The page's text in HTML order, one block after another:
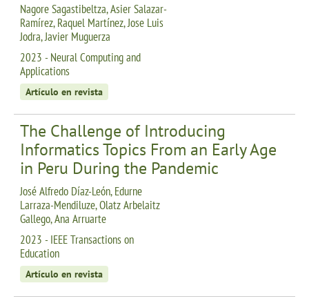
Nagore Sagastibeltza, Asier Salazar-
Ramírez, Raquel Martínez, Jose Luis
Jodra, Javier Muguerza
2023 - Neural Computing and
Applications
Artículo en revista
The Challenge of Introducing
Informatics Topics From an Early Age
in Peru During the Pandemic
José Alfredo Díaz-León, Edurne
Larraza-Mendiluze, Olatz Arbelaitz
Gallego, Ana Arruarte
2023 - IEEE Transactions on
Education
Artículo en revista